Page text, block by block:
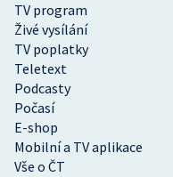
TV program
Živé vysílání
TV poplatky
Teletext
Podcasty
Počasí
E-shop
Mobilní a TV aplikace
Vše o ČT